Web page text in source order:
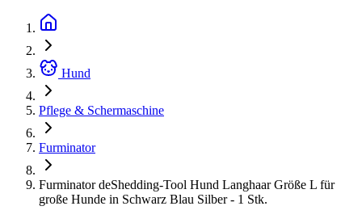
Hund
Pflege & Schermaschine
Furminator
Furminator deShedding-Tool Hund Langhaar Größe L für
große Hunde in Schwarz Blau Silber - 1 Stk.